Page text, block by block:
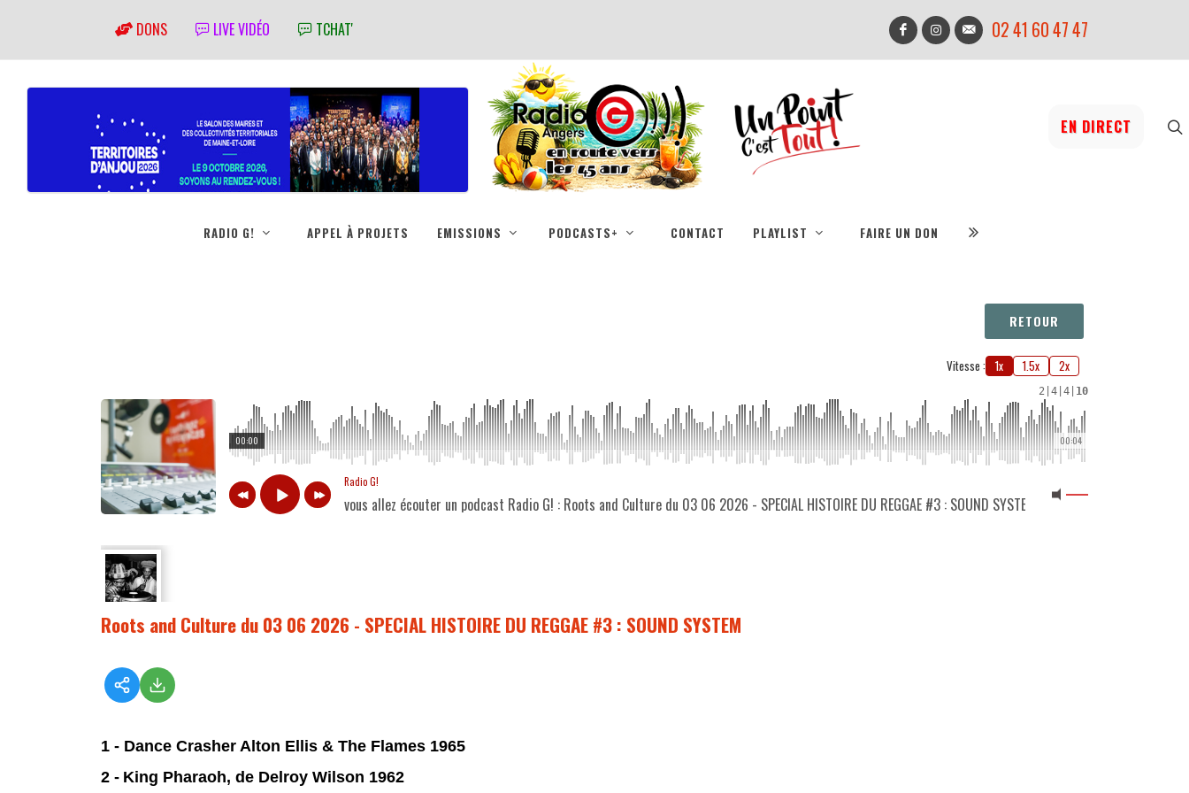
DONS LIVE VIDÉO TCHAT' 02 41 60 47 47
EN DIRECT
RADIO G! APPEL À PROJETS EMISSIONS PODCASTS+ CONTACT PLAYLIST FAIRE UN DON
RETOUR
Vitesse : 1x 1.5x 2x
2 4 4 10
00:04
00:00
Radio G!
vous allez écouter un podcast Radio G! : Roots and Culture du 03 06 2026 - SPECIAL HISTOIRE DU REGGAE #3 : SOUND SYSTEM
Roots and Culture du 03 06 2026 - SPECIAL HISTOIRE DU REGGAE #3 : SOUND SYSTEM
1 - Dance Crasher Alton Ellis & The Flames 1965
2 - King Pharaoh, de Delroy Wilson 1962